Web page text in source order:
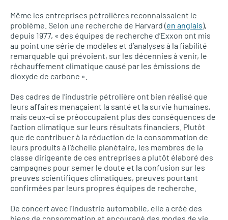
Même les entreprises pétrolières reconnaissaient le
problème. Selon une recherche de Harvard (en anglais),
depuis 1977, « des équipes de recherche d’Exxon ont mis
au point une série de modèles et d’analyses à la fiabilité
remarquable qui prévoient, sur les décennies à venir, le
réchauffement climatique causé par les émissions de
dioxyde de carbone ».
Des cadres de l’industrie pétrolière ont bien réalisé que
leurs affaires menaçaient la santé et la survie humaines,
mais ceux-ci se préoccupaient plus des conséquences de
l’action climatique sur leurs résultats financiers. Plutôt
que de contribuer à la réduction de la consommation de
leurs produits à l’échelle planétaire, les membres de la
classe dirigeante de ces entreprises a plutôt élaboré des
campagnes pour semer le doute et la confusion sur les
preuves scientifiques climatiques, preuves pourtant
confirmées par leurs propres équipes de recherche.
De concert avec l’industrie automobile, elle a créé des
biens de consommation et encouragé des modes de vie